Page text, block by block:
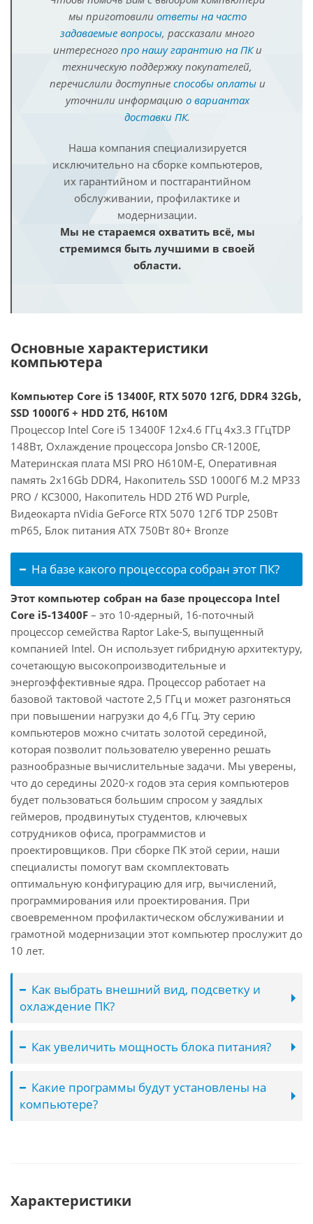
мы приготовили ответы на часто
задаваемые вопросы, рассказали много
интересного про нашу гарантию на ПКи
техническую поддержку покупателей,
перечислили доступные способы оплатыи
уточнили информацию о вариантах
доставки ПК.
Наша компания специализируется
исключительно на сборке компьютеров,
их гарантийном и постгарантийном
обслуживании, профилактике и
модернизации.
Мы не стараемся охватить всё, мы
стремимся быть лучшими в своей
области.
Основные характеристики
компьютера
Компьютер Core i5 13400F, RTX 5070 12Гб, DDR4 32Gb,
SSD 1000Гб + HDD 2Тб, H610M
Процессор Intel Core i5 13400F 12x4.6 ГГц 4x3.3 ГГцTDP
148Вт, Охлаждение процессора Jonsbo CR-1200E,
Материнская плата MSI PRO H610M-E, Оперативная
память 2x16Gb DDR4, Накопитель SSD 1000Гб M.2 MP33
PRO / KC3000, Накопитель HDD 2Тб WD Purple,
Видеокарта nVidia GeForce RTX 5070 12Гб TDP 250Вт
mP65, Блок питания ATX 750Вт 80+ Bronze
На базе какого процессора собран этот ПК?
Этот компьютер собран на базе процессора Intel
Core i5-13400F – это 10-ядерный, 16-поточный
процессор семейства Raptor Lake-S, выпущенный
компанией Intel. Он использует гибридную архитектуру,
сочетающую высокопроизводительные и
энергоэффективные ядра. Процессор работает на
базовой тактовой частоте 2,5 ГГц и может разгоняться
при повышении нагрузки до 4,6 ГГц. Эту серию
компьютеров можно считать золотой серединой,
которая позволит пользователю уверенно решать
разнообразные вычислительные задачи. Мы уверены,
что до середины 2020-х годов эта серия компьютеров
будет пользоваться большим спросом у заядлых
геймеров, продвинутых студентов, ключевых
сотрудников офиса, программистов и
проектировщиков. При сборке ПК этой серии, наши
специалисты помогут вам скомплектовать
оптимальную конфигурацию для игр, вычислений,
программирования или проектирования. При
своевременном профилактическом обслуживании и
грамотной модернизации этот компьютер прослужит до
10 лет.
Как выбрать внешний вид, подсветку и
охлаждение ПК?
Как увеличить мощность блока питания?
Какие программы будут установлены на
компьютере?
Характеристики